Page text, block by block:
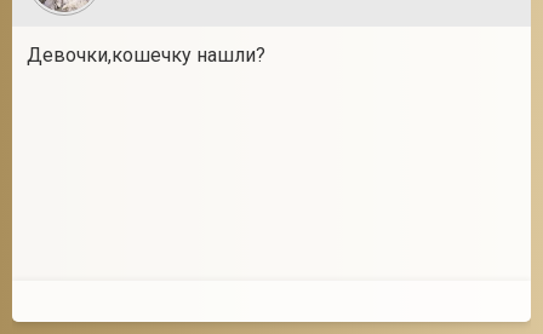
Девочки,кошечку нашли?